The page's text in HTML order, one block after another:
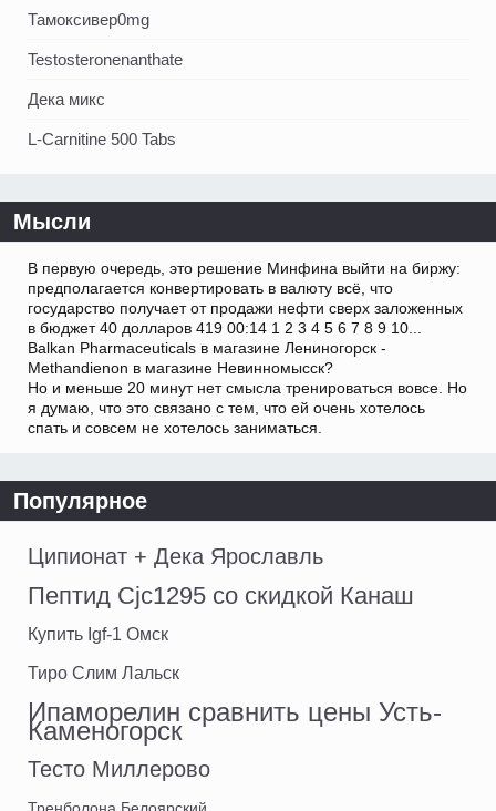
Тамоксивер0mg
Testosteronenanthate
Дека микс
L-Carnitine 500 Tabs
Мысли
В первую очередь, это решение Минфина выйти на биржу:
предполагается конвертировать в валюту всё, что
государство получает от продажи нефти сверх заложенных
в бюджет 40 долларов 419 00:14 1 2 3 4 5 6 7 8 9 10...
Balkan Pharmaceuticals в магазине Лениногорск -
Methandienon в магазине Невинномысск?
Но и меньше 20 минут нет смысла тренироваться вовсе. Но
я думаю, что это связано с тем, что ей очень хотелось
спать и совсем не хотелось заниматься.
Популярное
Ципионат + Дека Ярославль
Пептид Cjc1295 со скидкой Канаш
Купить Igf-1 Омск
Тиро Слим Лальск
Ипаморелин сравнить цены Усть-
Каменогорск
Тесто Миллерово
Тренболона Белоярский